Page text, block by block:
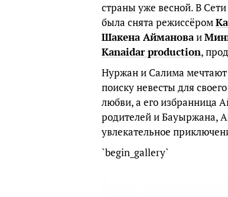
страны уже весной. В
была снята режиссёром
Шакена Аймановаи
Kanaidar production,
Нуржан и Салима мечтают
поиску невесты для
любви, а его избранница
родителей и Бауыржана,
увлекательное
`begin_gallery`